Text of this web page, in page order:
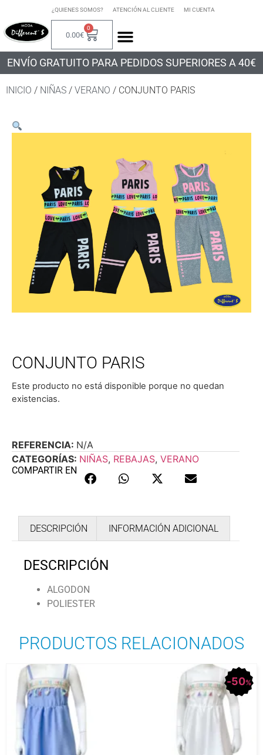
¿QUIENES SOMOS? ATENCIÓN AL CLIENTE MI CUENTA
0.00€
0
ENVÍO GRATUITO PARA PEDIDOS SUPERIORES A 40€
INICIO / NIÑAS / VERANO / CONJUNTO PARIS
CONJUNTO PARIS
Este producto no está disponible porque no quedan
existencias.
REFERENCIA: N/A
CATEGORÍAS: NIÑAS, REBAJAS, VERANO
COMPARTIR EN
DESCRIPCIÓN INFORMACIÓN ADICIONAL
DESCRIPCIÓN
ALGODON
POLIESTER
PRODUCTOS RELACIONADOS
50%